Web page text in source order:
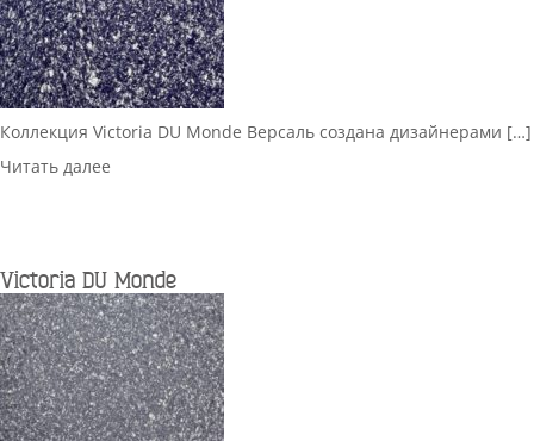
Коллекция Victoria DU Monde Версаль создана дизайнерами […]
Читать далее
Victoria DU Monde